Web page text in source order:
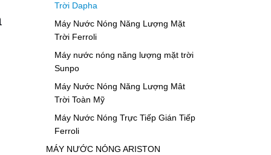
Trời Dapha
Máy Nước Nóng Năng Lượng Mặt
Trời Ferroli
Máy nước nóng năng lượng mặt trời
Sunpo
Máy Nước Nóng Năng Lượng Mât
Trời Toàn Mỹ
Máy Nước Nóng Trực Tiếp Gián Tiếp
Ferroli
MÁY NƯỚC NÓNG ARISTON